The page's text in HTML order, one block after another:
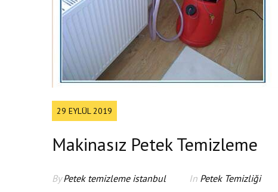
29 EYLÜL 2019
Makinasız Petek Temizleme
ByPetek temizleme istanbul In Petek Temizliği